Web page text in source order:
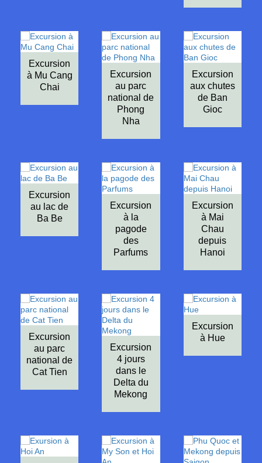
Excursion
à Mu Cang
Chai
Excursion
au parc
national de
Phong
Nha
Excursion
aux chutes
de Ban
Gioc
Excursion
au lac de
Ba Be
Excursion
à la
pagode
des
Parfums
Excursion
à Mai
Chau
depuis
Hanoi
Excursion
au parc
national de
Cat Tien
Excursion
4 jours
dans le
Delta du
Mekong
Excursion
à Hue